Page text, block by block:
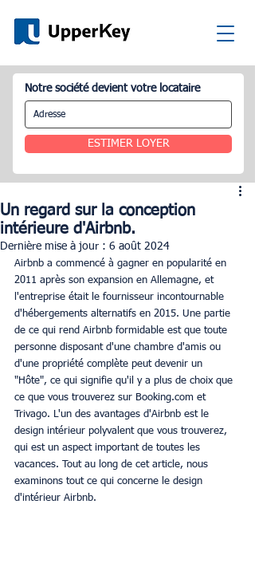
Notre société devient votre locataire
ESTIMER LOYER
Un regard sur la conception
intérieure d'Airbnb.
Dernière mise à jour : 6 août 2024
Airbnb a commencé à gagner en popularité en
2011 après son expansion en Allemagne, et
l'entreprise était le fournisseur incontournable
d'hébergements alternatifs en 2015. Une partie
de ce qui rend Airbnb formidable est que toute
personne disposant d'une chambre d'amis ou
d'une propriété complète peut devenir un
"Hôte", ce qui signifie qu'il y a plus de choix que
ce que vous trouverez sur Booking.com et
Trivago. L'un des avantages d'Airbnb est le
design intérieur polyvalent que vous trouverez,
qui est un aspect important de toutes les
vacances. Tout au long de cet article, nous
examinons tout ce qui concerne le design
d'intérieur Airbnb.